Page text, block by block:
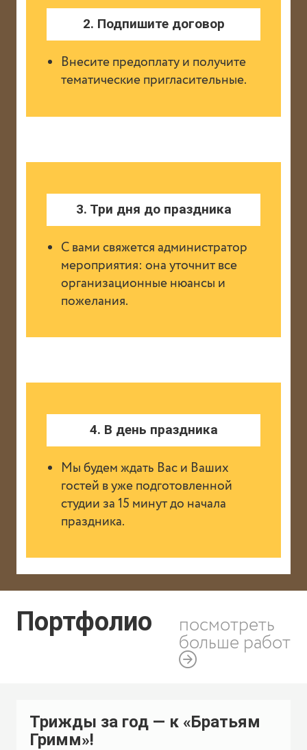
2. Подпишите договор
Внесите предоплату и получите
тематические пригласительные.
3. Три дня до праздника
С вами свяжется администратор
мероприятия: она уточнит все
организационные нюансы и
пожелания.
4. В день праздника
Мы будем ждать Вас и Ваших
гостей в уже подготовленной
студии за 15 минут до начала
праздника.
Портфолио посмотреть
больше работ
Трижды за год — к «Братьям
Гримм»!